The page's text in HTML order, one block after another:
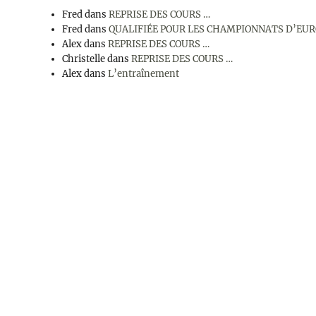
FreddansREPRISE DES COURS …
FreddansQUALIFIÉE POUR LES CHAMPIONNATS
AlexdansREPRISE DES COURS …
ChristelledansREPRISE DES COURS …
AlexdansL’entraînement